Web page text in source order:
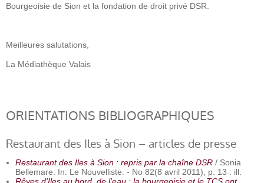
Bourgeoisie de Sion et la fondation de droit privé DSR.
Meilleures salutations,
La Médiathèque Valais
ORIENTATIONS BIBLIOGRAPHIQUES
Restaurant des Iles à Sion – articles de presse
Restaurant des Iles à Sion : repris par la chaîne DSR / Sonia
Bellemare. In: Le Nouvelliste. - No 82(8 avril 2011), p. 13 : ill.